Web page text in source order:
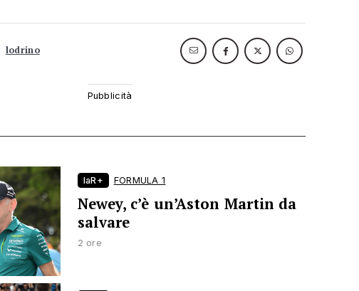
lodrino
laR+ FORMULA 1
Newey, c’è un’Aston Martin da
salvare
2 ore